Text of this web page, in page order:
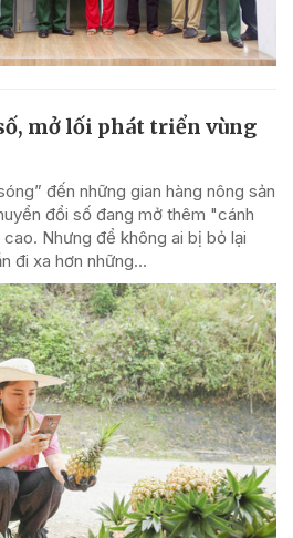
mở lối phát triển vùng
đến những gian hàng nông sản
đổi số đang mở thêm "cánh
Nhưng để không ai bị bỏ lại
đi xa hơn những...